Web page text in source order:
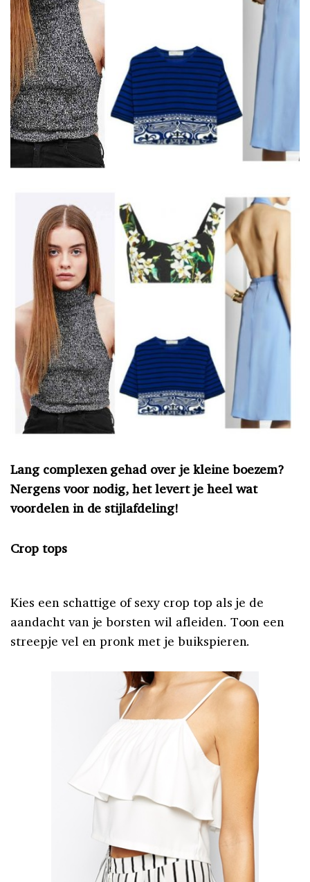
Lang complexen gehad over je kleine boezem?
Nergens voor nodig, het levert je heel wat
voordelen in de stijlafdeling!
Crop tops
Kies een schattige of sexy crop top als je de
aandacht van je borsten wil afleiden. Toon een
streepje vel en pronk met je buikspieren.